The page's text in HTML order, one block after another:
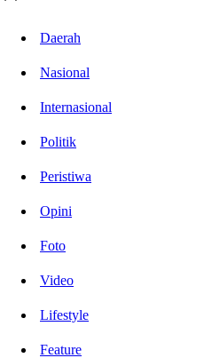
Daerah
Nasional
Internasional
Politik
Peristiwa
Opini
Foto
Video
Lifestyle
Feature